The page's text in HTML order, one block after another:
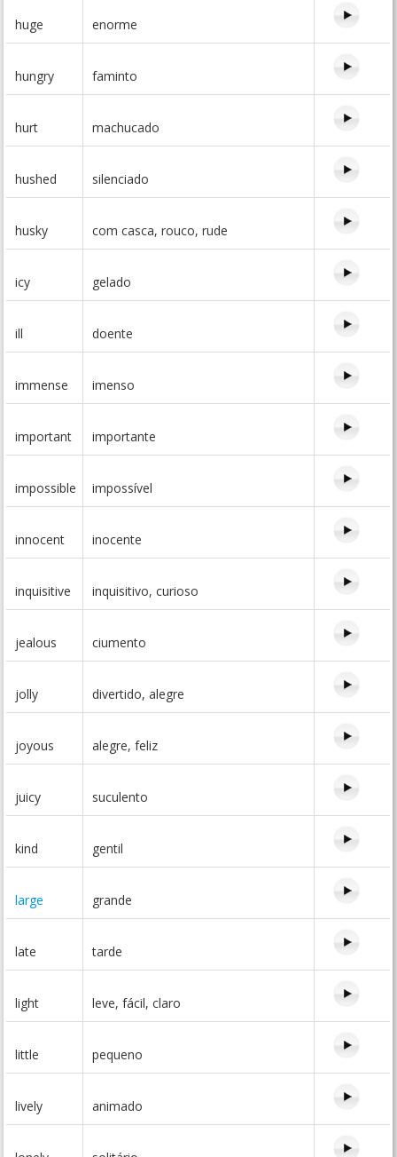
huge enorme
hungry faminto
hurt machucado
hushed silenciado
husky com casca, rouco, rude
icy gelado
ill doente
immense imenso
important importante
impossible impossível
innocent inocente
inquisitive inquisitivo, curioso
jealous ciumento
jolly divertido, alegre
joyous alegre, feliz
juicy suculento
kind gentil
large grande
late tarde
light leve, fácil, claro
little pequeno
lively animado